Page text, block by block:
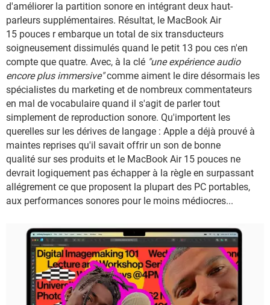
d'améliorer la partition sonore en intégrant deux haut-
parleurs supplémentaires. Résultat, le MacBook Air
15 pouces r embarque un total de six transducteurs
soigneusement dissimulés quand le petit 13 pou ces n'en
compte que quatre. Avec, à la clé "une expérience audio
encore plus immersive"comme aiment le dire désormais les
spécialistes du marketing et de nombreux commentateurs
en mal de vocabulaire quand il s'agit de parler tout
simplement de reproduction sonore. Qu'importent les
querelles sur les dérives de langage : Apple a déjà prouvé à
maintes reprises qu'il savait offrir un son de bonne
qualité sur ses produits et le MacBook Air 15 pouces ne
devrait logiquement pas échapper à la règle en surpassant
allégrement ce que proposent la plupart des PC portables,
aux performances sonores pour le moins médiocres...